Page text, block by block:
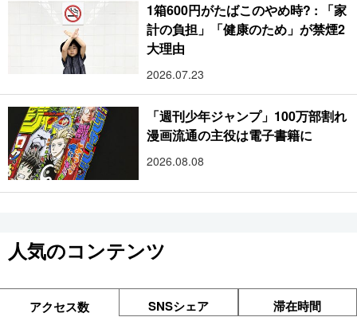
1箱600円がたばこのやめ時? : 「家
計の負担」「健康のため」が禁煙2
大理由
2026.07.23
「週刊少年ジャンプ」100万部割れ
漫画流通の主役は電子書籍に
2026.08.08
人気のコンテンツ
アクセス数 SNSシェア 滞在時間